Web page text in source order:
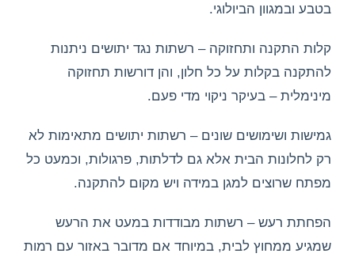
בטבע ובמגוון הביולוגי.
קלות התקנה ותחזוקה – רשתות נגד יתושים ניתנות
להתקנה בקלות על כל חלון, והן דורשות תחזוקה
מינימלית – בעיקר ניקוי מדי פעם.
גמישות ושימושים שונים – רשתות יתושים מתאימות לא
רק לחלונות הבית אלא גם לדלתות, פרגולות, וכמעט כל
מפתח שרוצים למגן במידה ויש מקום להתקנה.
הפחתת רעש – רשתות מבודדות במעט את הרעש
שמגיע ממחוץ לבית, במיוחד אם מדובר באזור עם רמות